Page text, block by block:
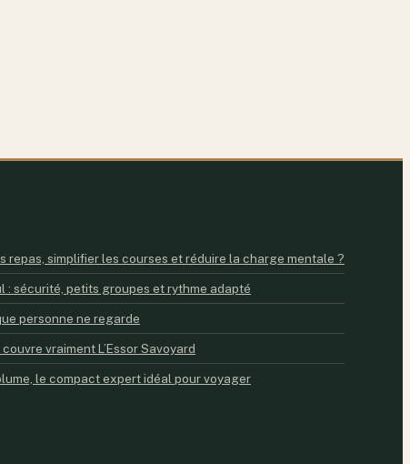
repas, simplifier les courses et réduire la charge mentale ?
: sécurité, petits groupes et rythme adapté
personne ne regarde
vraiment L’Essor Savoyard
le compact expert idéal pour voyager